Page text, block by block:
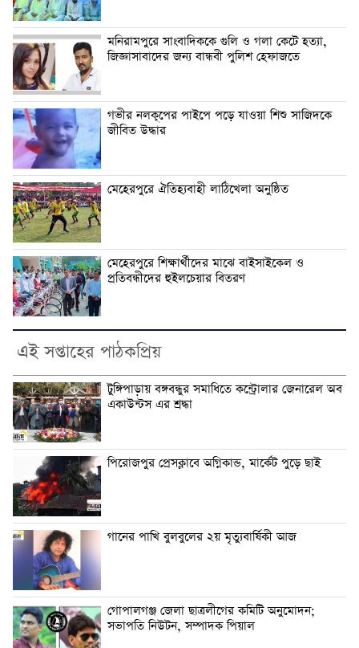
মনিরামপুরে সাংবাদিককে গুলি ও গলা কেটে হত্যা,
জিজ্ঞাসাবাদের জন্য বান্ধবী পুলিশ হেফাজতে
গভীর নলকূপের পাইপে পড়ে যাওয়া শিশু সাজিদকে
জীবিত উদ্ধার
মেহেরপুরে ঐতিহ্যবাহী লাঠিখেলা অনুষ্ঠিত
মেহেরপুরে শিক্ষার্থীদের মাঝে বাইসাইকেল ও
প্রতিবন্ধীদের হুইলচেয়ার বিতরণ
এই সপ্তাহের পাঠকপ্রিয়
টুঙ্গিপাড়ায় বঙ্গবন্ধুর সমাধিতে কন্ট্রোলার জেনারেল অব
একাউন্টস এর শ্রদ্ধা
পিরোজপুর প্রেসক্লাবে অগ্নিকান্ড, মার্কেট পুড়ে ছাই
গানের পাখি বুলবুলের ২য় মৃত্যুবার্ষিকী আজ
গোপালগঞ্জ জেলা ছাত্রলীগের কমিটি অনুমোদন;
সভাপতি নিউটন, সম্পাদক পিয়াল